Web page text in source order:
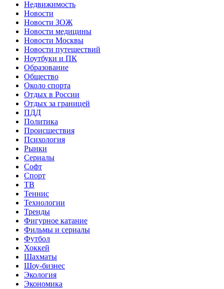
Недвижимость
Новости
Новости ЗОЖ
Новости медицины
Новости Москвы
Новости путешествий
Ноутбуки и ПК
Образование
Общество
Около спорта
Отдых в России
Отдых за границей
ПДД
Политика
Происшествия
Психология
Рынки
Сериалы
Софт
Спорт
ТВ
Теннис
Технологии
Тренды
Фигурное катание
Фильмы и сериалы
Футбол
Хоккей
Шахматы
Шоу-бизнес
Экология
Экономика